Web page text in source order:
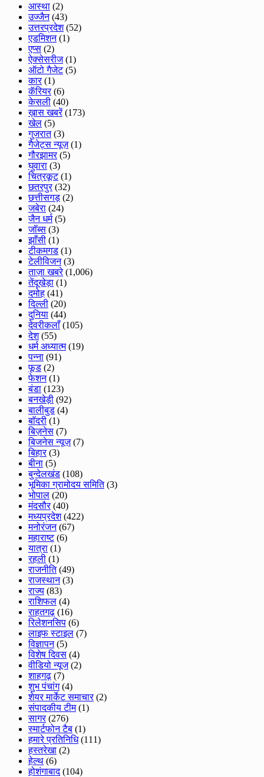
आस्था (2)
उज्जैन(43)
उत्तरप्रदेश(52)
एडमिशन(1)
एप्स (2)
ऐक्सेसरीज(1)
ऑटो गैजेट(5)
कार(1)
कॅरियर(6)
केसली (40)
ख़ास खबरें(173)
खेल (5)
गुजरात(3)
गैजेट्स न्यूज़(1)
गौरझामर(5)
घुवारा (3)
चित्रकूट(1)
छतरपुर(32)
छत्तीसगड़ (2)
जबेरा (24)
जैन धर्म(5)
जॉब्स (3)
झाँसी (1)
टीकमगड (1)
टेलीविजन(3)
ताज़ा खबरे(1,006)
तेंदूखेड़ा (1)
दमोह (41)
दिल्ली (20)
दुनिया (44)
देवरीकलाँ(105)
देश(55)
धर्म अध्यात्म(19)
पन्ना (91)
फूड (2)
फेशन(1)
बंडा (123)
बनखेड़ी (92)
बालीबुड (4)
बाॅदरी (1)
बिज़नेस (7)
बिजनेस न्यूज़(7)
बिहार(3)
बीना (5)
बुन्देलखंड (108)
भूमिका ग्रामोदय समिति(3)
भोपाल (20)
मंदसौर(40)
मध्यप्रदेश(422)
मनोरंजन(67)
महाराष्ट(6)
यात्रा (1)
रहली (1)
राजनीति(49)
राजस्थान(3)
राज्य (83)
राशिफल (4)
राहतगढ़ (16)
रिलेशनसिप (6)
लाइफ स्टाइल (7)
विज्ञापन(5)
विशेष दिवस (4)
वीडियो न्यूज(2)
शाहगढ़ (7)
शुभ पंचांग(4)
शेयर मार्केट समाचार(2)
संपादकीय टीम(1)
सागर(276)
स्मार्टफोन टैब (1)
हमारे प्रतिनिधि(111)
हस्तरेखा (2)
हेल्थ (6)
होशंगाबाद(104)